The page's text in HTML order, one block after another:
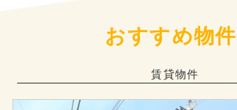
おすすめ物件
賃貸物件